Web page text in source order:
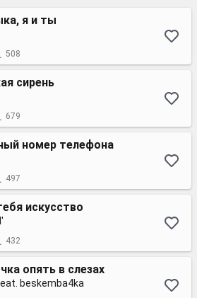
я и ты
508
сирень
679
номер телефона
497
искусство
432
опять в слезах
beskemba4ka